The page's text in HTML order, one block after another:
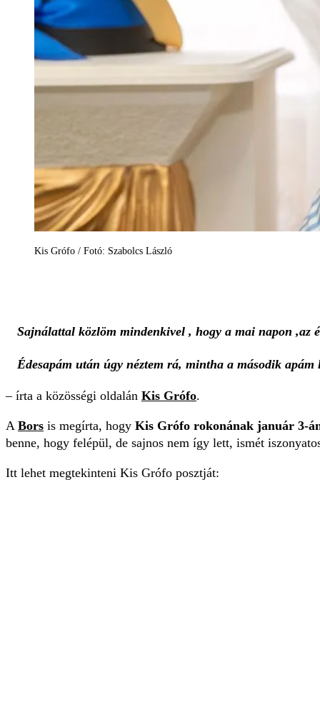
Kis Grófo / Fotó: Szabolcs László
Sajnálattal közlöm mindenkivel , hogy a mai napon ,az
Édesapám után úgy néztem rá, mintha a második
– írta a közösségi oldalán Kis Grófo.
A Bors is megírta, hogy Kis Grófo rokonának január 3-
benne, hogy felépül, de sajnos nem így lett, ismét
Itt lehet megtekinteni Kis Grófo posztját: